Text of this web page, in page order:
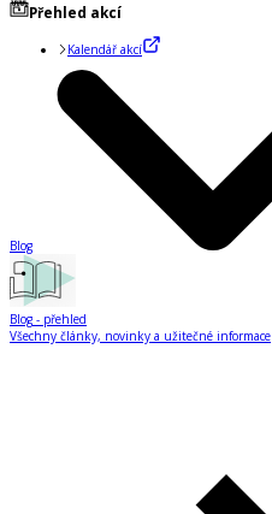
Přehled akcí
Kalendář akcí
Blog
Blog - přehled
Všechny články, novinky a užitečné informace